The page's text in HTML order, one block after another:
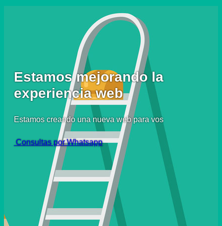
Estamos mejorando la
experiencia web
Estamos creando una nueva web para vos
Consultas por Whatsapp